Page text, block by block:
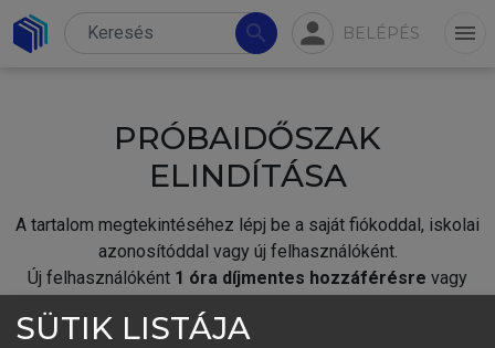
search person BELÉPÉS menu
PRÓBAIDŐSZAK
ELINDÍTÁSA
A tartalom megtekintéséhez lépj be a saját fiókoddal, iskolai
azonosítóddal vagy új felhasználóként.
Új felhasználóként 1 óra díjmentes hozzáférésre vagy
SÜTIK LISTÁJA